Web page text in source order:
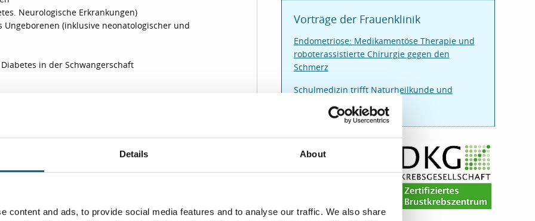
Details About
content and ads, to provide social media features and to analyse our traffic. We also share
Neurologische Erkrankungen)
(inklusive neonatologischer und
in der Schwangerschaft
Geburt
24.SSW oder Kindern mit angeborenen Erkrankungen
Vorträge der Frauenklinik
Endometriose: Medikamentöse Therapie und
roboterassistierte Chirurgie gegen den
Schmerz
Schulmedizin trifft Naturheilkunde und